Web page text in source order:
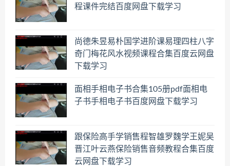
程课件完结百度网盘下载学习
尚德朱昱易朴国学进阶课易理四柱八字
奇门梅花风水视频课程合集百度云网盘
下载学习
面相手相电子书合集105册pdf面相电
子书手相电子书百度网盘下载学习
跟保险高手学销售程智雄罗魏学王妮吴
晋江叶云燕保险销售音频教程合集百度
云网盘下载学习